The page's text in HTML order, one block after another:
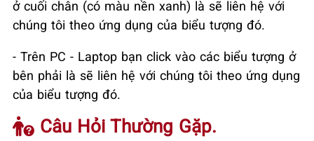
ở cuối chân (có màu nền xanh) là sẽ liên hệ với
chúng tôi theo ứng dụng của biểu tượng đó.
- Trên PC - Laptop bạn click vào các biểu tượng ở
bên phải là sẽ liên hệ với chúng tôi theo ứng dụng
của biểu tượng đó.
Câu Hỏi Thường Gặp.